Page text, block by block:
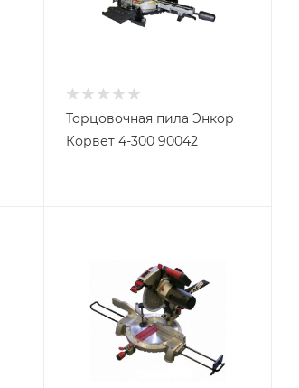
Торцовочная пила Энкор
Корвет 4-300 90042